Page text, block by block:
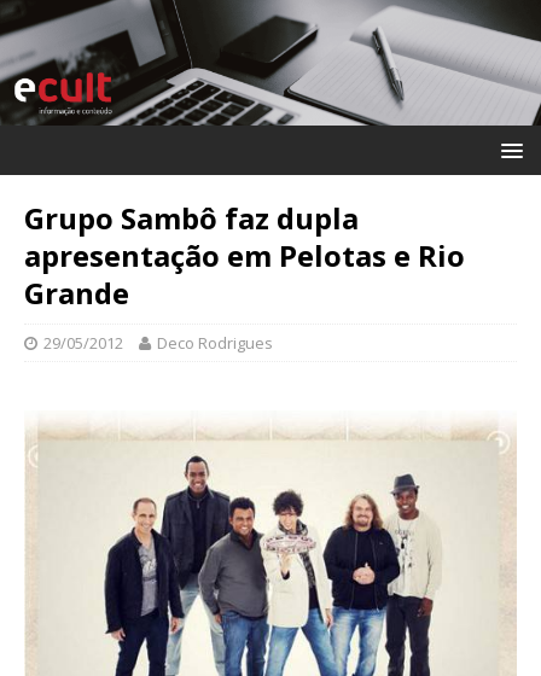
Grupo Sambô faz dupla
apresentação em Pelotas e Rio
Grande
29/05/2012 Deco Rodrigues